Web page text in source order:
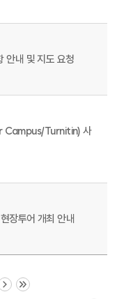
안내 및 지도 요청
Campus/Turnitin) 사
장투어 개최 안내
다음 10 페이지 끝 페이지